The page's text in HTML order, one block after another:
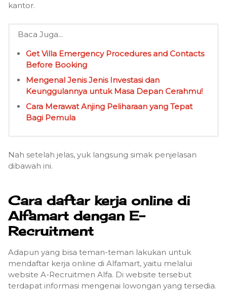
kantor.
Baca Juga...
Get Villa Emergency Procedures and Contacts
Before Booking
Mengenal Jenis Jenis Investasi dan
Keunggulannya untuk Masa Depan Cerahmu!
Cara Merawat Anjing Peliharaan yang Tepat
Bagi Pemula
Nah setelah jelas, yuk langsung simak penjelasan
dibawah ini.
Cara daftar kerja online di
Alfamart dengan E-
Recruitment
Adapun yang bisa teman-teman lakukan untuk
mendaftar kerja online di Alfamart, yaitu melalui
website A-Recruitmen Alfa. Di website tersebut
terdapat informasi mengenai lowongan yang tersedia.